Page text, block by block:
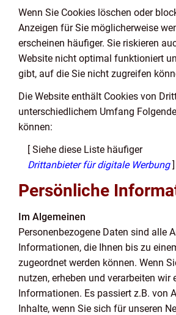
Wenn Sie Cookies löschen oder
Anzeigen für Sie möglicherweise
erscheinen häufiger. Sie riskieren
Website nicht optimal funktioniert
gibt, auf die Sie nicht zugreifen
Die Website enthält Cookies von
unterschiedlichem Umfang
können:
[ Siehe diese Liste häufiger
Drittanbieter für digitale Werbung]
Persönliche
Im Algemeinen
Personenbezogene Daten sind alle
Informationen, die Ihnen bis zu
zugeordnet werden können. Wenn
nutzen, erheben und verarbeiten wir
Informationen. Es passiert z.B. von
Inhalte, wenn Sie sich für unseren